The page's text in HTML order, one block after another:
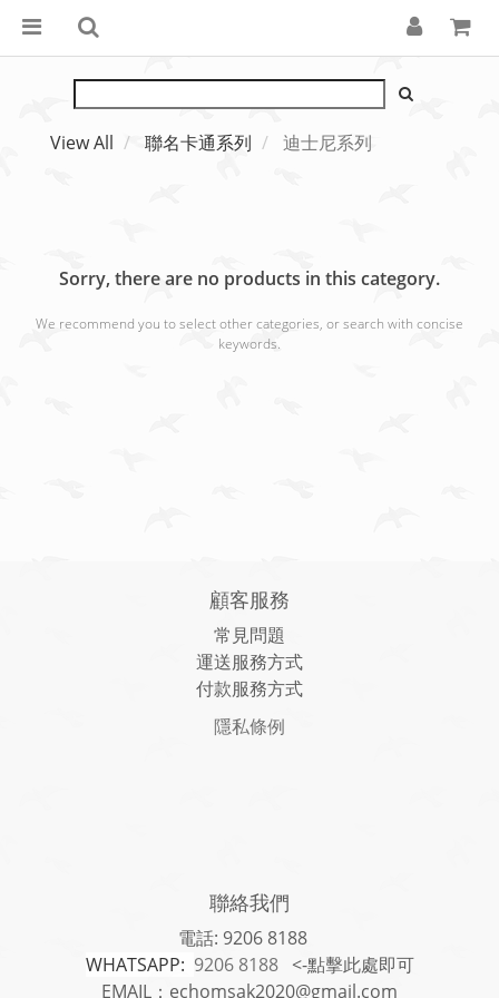
View All 聯名卡通系列 迪士尼系列
Sorry, there are no products in this category.
We recommend you to select other categories, or search with concise
keywords.
顧客服務
常見問題
運送服務方式
付款服務方式
隱私條例
聯絡我們
電話: 9206 8188
WHATSAPP: 9206 8188<-點擊此處即可
EMAIL：echomsak2020@gmail.com